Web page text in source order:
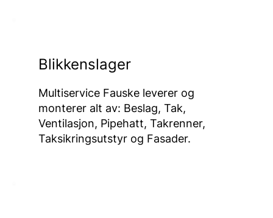
Blikkenslager
Multiservice Fauske leverer og
monterer alt av: Beslag, Tak,
Ventilasjon, Pipehatt, Takrenner,
Taksikringsutstyr og Fasader.